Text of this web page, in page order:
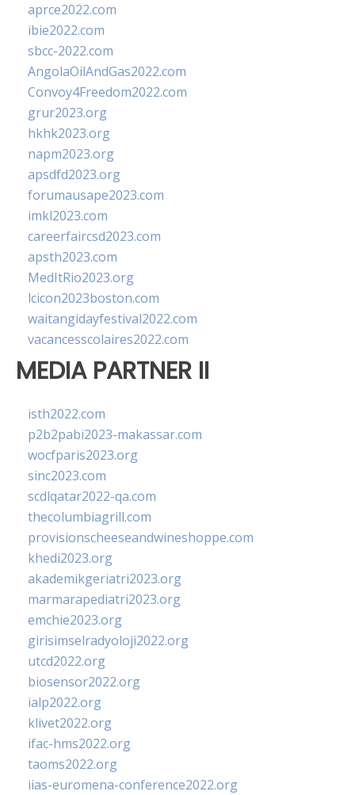
aprce2022.com
ibie2022.com
sbcc-2022.com
AngolaOilAndGas2022.com
Convoy4Freedom2022.com
grur2023.org
hkhk2023.org
napm2023.org
apsdfd2023.org
forumausape2023.com
imkl2023.com
careerfaircsd2023.com
apsth2023.com
MedItRio2023.org
lcicon2023boston.com
waitangidayfestival2022.com
vacancesscolaires2022.com
MEDIA PARTNER II
isth2022.com
p2b2pabi2023-makassar.com
wocfparis2023.org
sinc2023.com
scdlqatar2022-qa.com
thecolumbiagrill.com
provisionscheeseandwineshoppe.com
khedi2023.org
akademikgeriatri2023.org
marmarapediatri2023.org
emchie2023.org
girisimselradyoloji2022.org
utcd2022.org
biosensor2022.org
ialp2022.org
klivet2022.org
ifac-hms2022.org
taoms2022.org
iias-euromena-conference2022.org